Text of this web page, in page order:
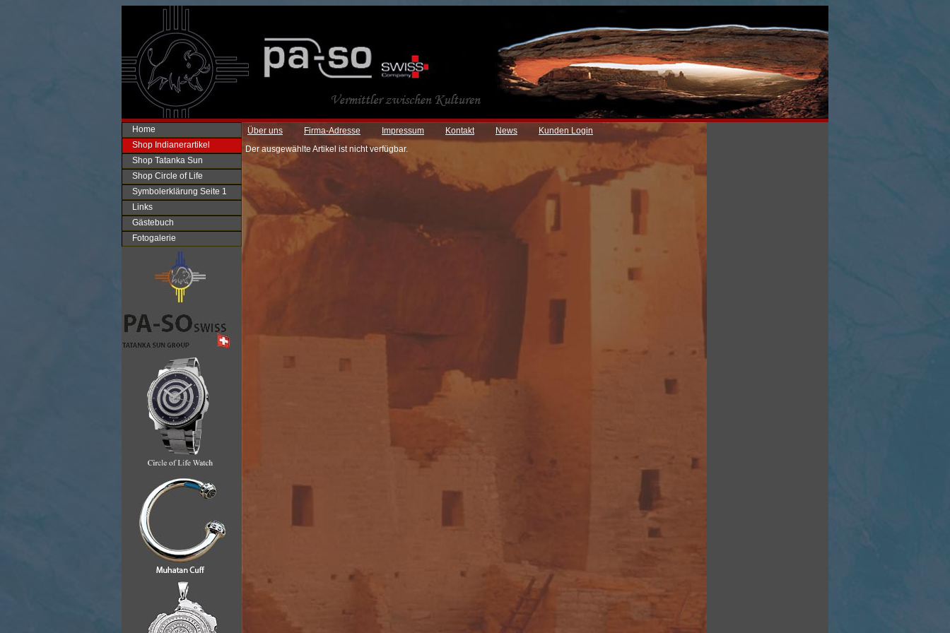
Home
Shop Indianerartikel
Shop Tatanka Sun
Shop Circle of Life
Symbolerklärung Seite 1
Links
Gästebuch
Fotogalerie
Über uns Firma-Adresse Impressum Kontakt News
Kunden Login
Der ausgewählte Artikel ist nicht verfügbar.